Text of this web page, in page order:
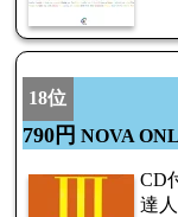
18位
790円 NOVA
CD
達